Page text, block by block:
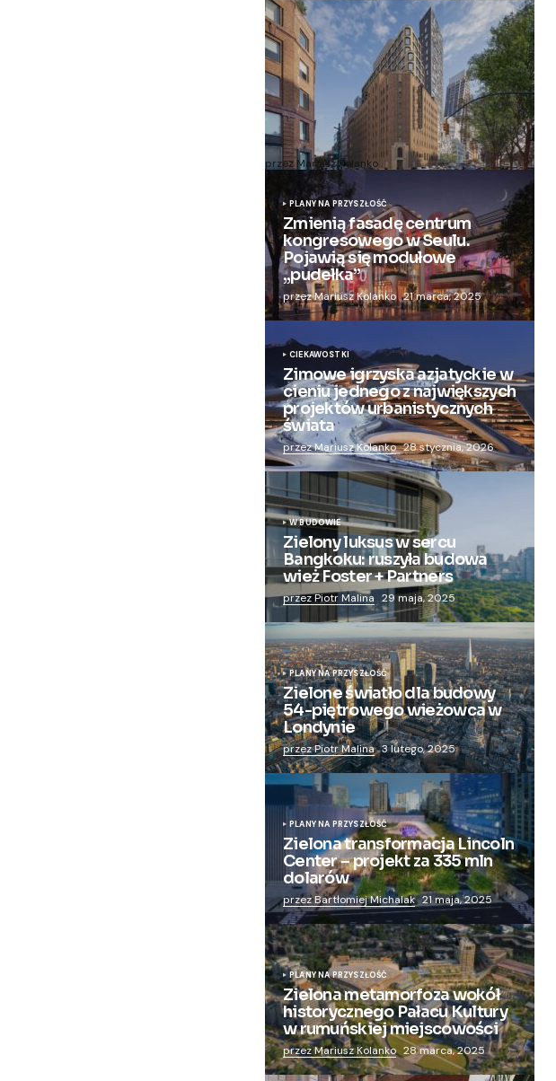
Zmieniają więzienie dla kobiet w
nowoczesny apartamentowiec
przez Mariusz Kolanko 20 lipca, 2024
PLANY NA PRZYSZŁOŚĆ
Zmienią fasadę centrum
kongresowego w Seulu.
Pojawią się modułowe
„pudełka”
przez Mariusz Kolanko 21 marca, 2025
CIEKAWOSTKI
Zimowe igrzyska azjatyckie w
cieniu jednego z największych
projektów urbanistycznych
świata
przez Mariusz Kolanko 28 stycznia, 2026
W BUDOWIE
Zielony luksus w sercu
Bangkoku: ruszyła budowa
wież Foster + Partners
przez Piotr Malina 29 maja, 2025
PLANY NA PRZYSZŁOŚĆ
Zielone światło dla budowy
54-piętrowego wieżowca w
Londynie
przez Piotr Malina 3 lutego, 2025
PLANY NA PRZYSZŁOŚĆ
Zielona transformacja Lincoln
Center – projekt za 335 mln
dolarów
przez Bartłomiej Michalak 21 maja, 2025
PLANY NA PRZYSZŁOŚĆ
Zielona metamorfoza wokół
historycznego Pałacu Kultury
w rumuńskiej miejscowości
przez Mariusz Kolanko 28 marca, 2025